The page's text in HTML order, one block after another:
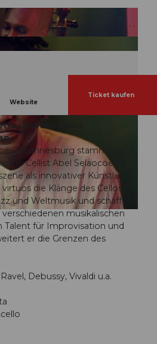
Website
Ticket kaufen
Cello, Jazz und
Konzert mit der
und erweitert
Johannesburg stammend,
Cellist Abel Selaocoe in
als innovativer Künstler
die Klänge des Cellos
und Weltmusik und schafft so
musikalischen
Talent für Improvisation und
er die Grenzen des
Debussy, Vivaldi u.a.